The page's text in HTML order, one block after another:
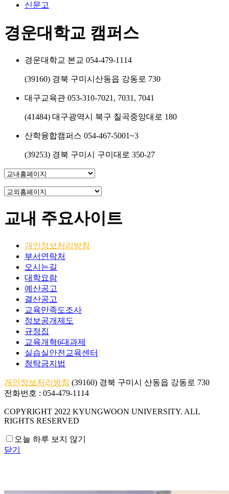
신문고
경운대학교 캠퍼스
경운대학교 본교 054-479-1114
(39160) 경북 구미시산동읍 강동로 730
대구교육관 053-310-7021, 7031, 7041
(41484) 대구광역시 북구 칠곡중앙대로 180
산학융합캠퍼스 054-467-5001~3
(39253) 경북 구미시 구미대로 350-27
교내 주요사이트
개인정보처리방침
부서연락처
오시는길
대학요람
예산공고
결산공고
교육만족도조사
정보공개제도
규정집
교육개혁6대과제
실습실안전교육센터
청탁금지법
개인정보처리방침 (39160) 경북 구미시 산동읍 강동로 730
전화번호 : 054-479-1114
COPYRIGHT 2022 KYUNGWOON UNIVERSITY. ALL
RIGHTS RESERVED
오늘 하루 보지 않기
닫기